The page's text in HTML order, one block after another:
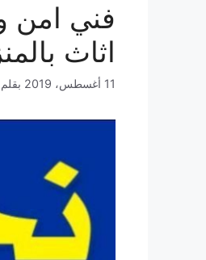
فني امن
اثاث
11 أغسطس، 2019 بقلم